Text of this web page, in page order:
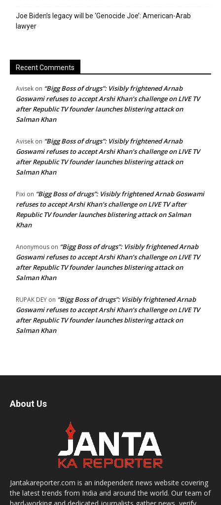
Joe Biden’s legacy will be ‘Genocide Joe’: American-Arab
lawyer
Recent Comments
Avisek on “Bigg Boss of drugs”: Visibly frightened Arnab
Goswami refuses to accept Arshi Khan’s challenge on LIVE TV
after Republic TV founder launches blistering attack on
Salman Khan
Avisek on “Bigg Boss of drugs”: Visibly frightened Arnab
Goswami refuses to accept Arshi Khan’s challenge on LIVE TV
after Republic TV founder launches blistering attack on
Salman Khan
Pixi on “Bigg Boss of drugs”: Visibly frightened Arnab Goswami
refuses to accept Arshi Khan’s challenge on LIVE TV after
Republic TV founder launches blistering attack on Salman
Khan
Anonymous on “Bigg Boss of drugs”: Visibly frightened Arnab
Goswami refuses to accept Arshi Khan’s challenge on LIVE TV
after Republic TV founder launches blistering attack on
Salman Khan
RUPAK DEY on “Bigg Boss of drugs”: Visibly frightened Arnab
Goswami refuses to accept Arshi Khan’s challenge on LIVE TV
after Republic TV founder launches blistering attack on
Salman Khan
About Us
Jantakareporter.com is an independent news website covering
the latest trends from India and around the world. Our team of
hard-working and dedicated journalists gather news, verify